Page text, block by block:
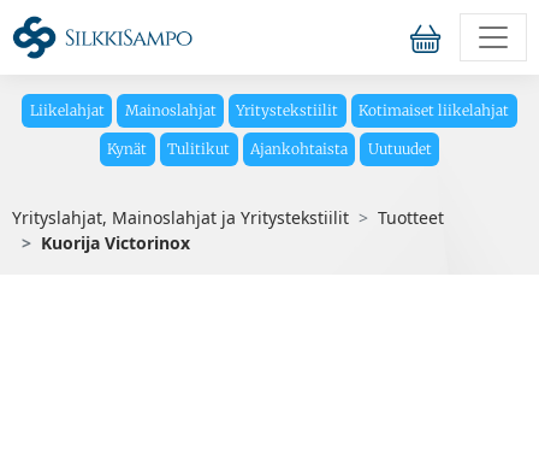
Liikelahjat Mainoslahjat Yritystekstiilit Kotimaiset liikelahjat
Kynät Tulitikut Ajankohtaista Uutuudet
Yrityslahjat, Mainoslahjat ja Yritystekstiilit
Tuotteet
Kuorija Victorinox